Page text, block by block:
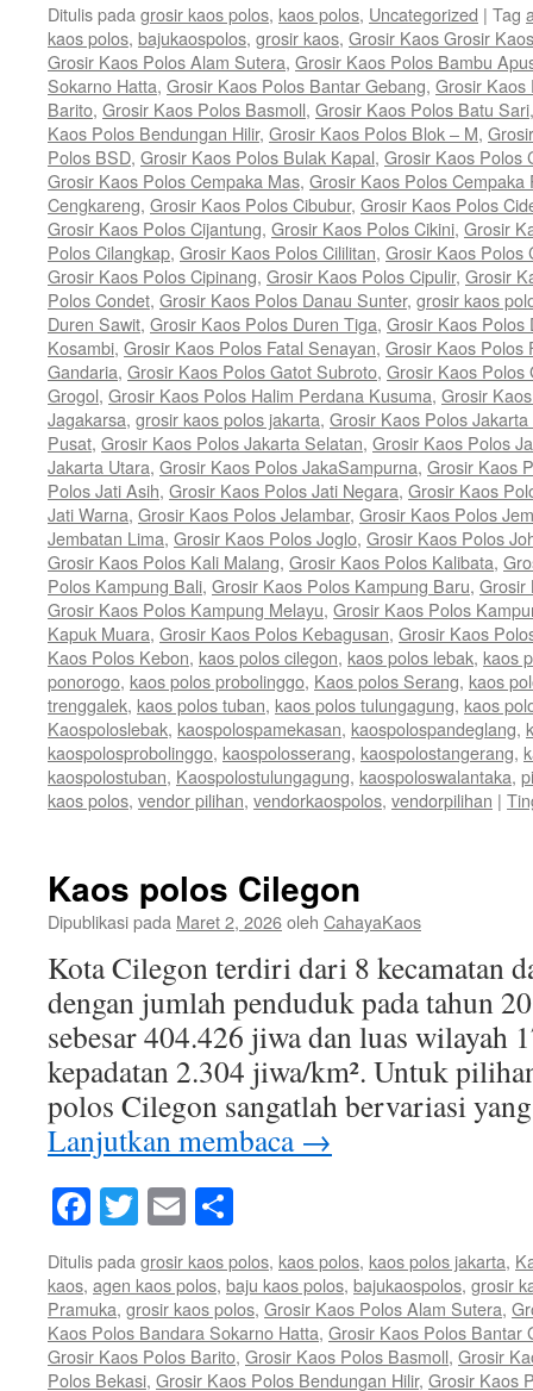
Ditulis padagrosir kaos polos, kaos polos, Uncategorized | Tag
kaos polos, bajukaospolos, grosir kaos, Grosir Kaos Grosir
Grosir Kaos Polos Alam Sutera, Grosir Kaos Polos Bambu
Sokarno Hatta, Grosir Kaos Polos Bantar Gebang, Grosir Kaos
Barito, Grosir Kaos Polos Basmoll, Grosir Kaos Polos Batu Sari
Kaos Polos Bendungan Hilir, Grosir Kaos Polos Blok – M,
Polos BSD, Grosir Kaos Polos Bulak Kapal, Grosir Kaos Polos
Grosir Kaos Polos Cempaka Mas, Grosir Kaos Polos Cempaka
Cengkareng, Grosir Kaos Polos Cibubur, Grosir Kaos Polos
Grosir Kaos Polos Cijantung, Grosir Kaos Polos Cikini, Grosir
Polos Cilangkap, Grosir Kaos Polos Cililitan, Grosir Kaos Polos
Grosir Kaos Polos Cipinang, Grosir Kaos Polos Cipulir, Grosir
Polos Condet, Grosir Kaos Polos Danau Sunter, grosir kaos
Duren Sawit, Grosir Kaos Polos Duren Tiga, Grosir Kaos Polos
Kosambi, Grosir Kaos Polos Fatal Senayan, Grosir Kaos Polos
Gandaria, Grosir Kaos Polos Gatot Subroto, Grosir Kaos Polos
Grogol, Grosir Kaos Polos Halim Perdana Kusuma, Grosir
Jagakarsa, grosir kaos polos jakarta, Grosir Kaos Polos
Pusat, Grosir Kaos Polos Jakarta Selatan, Grosir Kaos Polos
Jakarta Utara, Grosir Kaos Polos JakaSampurna, Grosir Kaos
Polos Jati Asih, Grosir Kaos Polos Jati Negara, Grosir Kaos
Jati Warna, Grosir Kaos Polos Jelambar, Grosir Kaos Polos
Jembatan Lima, Grosir Kaos Polos Joglo, Grosir Kaos Polos
Grosir Kaos Polos Kali Malang, Grosir Kaos Polos Kalibata,
Polos Kampung Bali, Grosir Kaos Polos Kampung Baru, Grosir
Grosir Kaos Polos Kampung Melayu, Grosir Kaos Polos
Kapuk Muara, Grosir Kaos Polos Kebagusan, Grosir Kaos
Kaos Polos Kebon, kaos polos cilegon, kaos polos lebak, kaos
ponorogo, kaos polos probolinggo, Kaos polos Serang, kaos
trenggalek, kaos polos tuban, kaos polos tulungagung, kaos
Kaospoloslebak, kaospolospamekasan, kaospolospandeglang,
kaospolosprobolinggo, kaospolosserang, kaospolostangerang,
kaospolostuban, Kaospolostulungagung, kaospoloswalantaka,
kaos polos, vendor pilihan, vendorkaospolos, vendorpilihan |
Kaos polos Cilegon
Dipublikasi pada Maret 2, 2026oleh CahayaKaos
Kota Cilegon terdiri dari 8 kecamatan
dengan jumlah penduduk pada tahun
sebesar 404.426 jiwa dan luas wilayah
kepadatan 2.304 jiwa/km². Untuk
polos Cilegon sangatlah bervariasi
Lanjutkan membaca →
Facebook
Twitter
Email
Ditulis pada grosir kaos polos, kaos polos, kaos polos jakarta,
kaos, agen kaos polos, baju kaos polos, bajukaospolos, grosir
Pramuka, grosir kaos polos, Grosir Kaos Polos Alam Sutera,
Kaos Polos Bandara Sokarno Hatta, Grosir Kaos Polos Bantar
Grosir Kaos Polos Barito, Grosir Kaos Polos Basmoll, Grosir
Polos Bekasi, Grosir Kaos Polos Bendungan Hilir, Grosir Kaos